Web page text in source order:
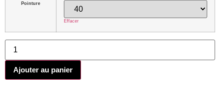
Pointure
Effacer
Ajouter au panier